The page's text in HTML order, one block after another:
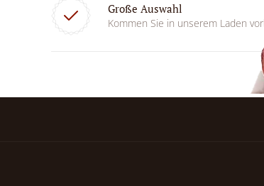
Große Auswahl
Kommen Sie in unserem Laden